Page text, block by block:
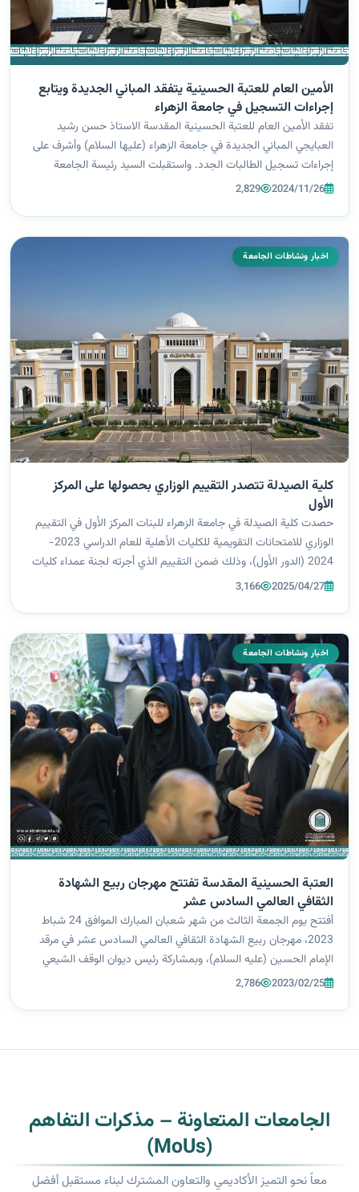
الأمين العام للعتبة الحسينية يتفقد المباني الجديدة ويتابع
إجراءات التسجيل في جامعة الزهراء
تفقد الأمين العام للعتبة الحسينية المقدسة الاستاذ حسن رشيد
العبايجي المباني الجديدة في جامعة الزهراء (عليها السلام) وأشرف على
إجراءات تسجيل الطالبات الجدد. واستقبلت السيد رئيسة الجامعة
الدكتورة زينب الملا السلطاني السيد الأمين العام، مشيدة بالدعم الكبير
2024/11/26
2,829
اخبار ونشاطات الجامعة
كلية الصيدلة تتصدر التقييم الوزاري بحصولها على المركز
الأول
حصدت كلية الصيدلة في جامعة الزهراء للبنات المركز الأول في التقييم
الوزاري للامتحانات التقويمية للكليات الأهلية للعام الدراسي 2023-
2024 (الدور الأول)، وذلك ضمن التقييم الذي أجرته لجنة عمداء كليات
الصيدلة في العراق. وأشادت السيدة رئيسة الجامعة أ. د. زينب الملا ا...
2025/04/27
3,166
اخبار ونشاطات الجامعة
العتبة الحسينية المقدسة تفتتح مهرجان ربيع الشهادة
الثقافي العالمي السادس عشر
أفتتح يوم الجمعة الثالث من شهر شعبان المبارك الموافق 24 شباط
2023، مهرجان ربيع الشهادة الثقافي العالمي السادس عشر في مرقد
الإمام الحسين (عليه السلام)، وبمشاركة رئيس ديوان الوقف الشيعي
وامناء العتبات المقدسة في العراق، ومحافظ كربلاء المهندس نصيف
2023/02/25
2,786
الجامعات المتعاونة – مذكرات التفاهم
(MoUs)
معاً نحو التميز الأكاديمي والتعاون المشترك لبناء مستقبل أفضل